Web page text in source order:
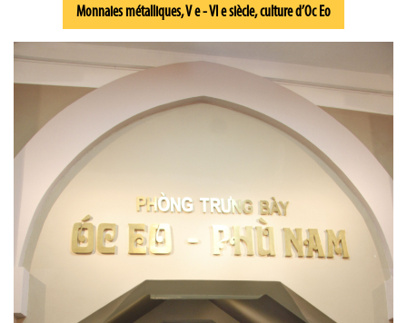
Monnaies métalliques, V e - VI e siècle, culture d’Oc Eo